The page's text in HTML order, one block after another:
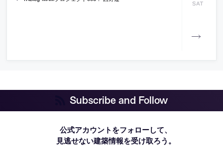
SAT
Subscribe and Follow
公式アカウントをフォローして、
見逃せない建築情報を受け取ろう。